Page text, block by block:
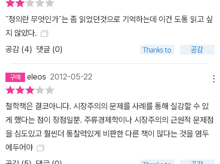
사람들을 도와주면 좋은 일이 아닐까? 대학 입학자격을 팔아서 형편
이 안 되는 학생들에게 장학금을 주면 모두에게 이롭지 않을까? 선물
을 받을 사람이 무엇을 좋아할지 모를 때에는 상품권을 선물하는 것
이 더 합리적이지 않을까? 경제학자들은 불평등하거나 강압에 의한
거래만 아니라면 시장을 통한 자원의 효율적 배분이 모두에게 이로울
것이라고 주장한다. 하지만 샌델은 성·입학자격·환경·교육 등 전통적
으로 비시장 규범의 지배를 받았던 영역까지 돈으로 사고팔면 도덕적
가치가 밀려난다고 반박한다. 즉 어떤 재화는 시장에서 상품으로 거
래될 때 그 가치가 훼손되거나 변질된다는 것이다. 『돈으로 살 수 없
는 것들』은 수많은 사례를 통한 치밀한 논증으로, 이처럼 돈으로 사고
팔 때 원래의 가치와 목적이 훼손되는 재화의 경우에는 시장에 맡기
지 말아야 한다는 결론을 이끌어낸다. 언제 시장을 이용해야 하는지,
˝정의란 무엇인가˝는 좀 읽었던것으로 기억하는데 이건 도통 읽고 싶
지 않았다.
공감 (4) 댓글 (0)
eleos 2012-05-22
철학책은 결코아니다. 시장주의의 문제를 사례를 통해 실감할 수 있
게 했다는 점이 장점일뿐. 주류경제학이나 시장주의의 근원적 문제점
을 심도있고 훨씬더 통찰력있게 비판한 다른 책이 많다는 것을 염두
에두어야